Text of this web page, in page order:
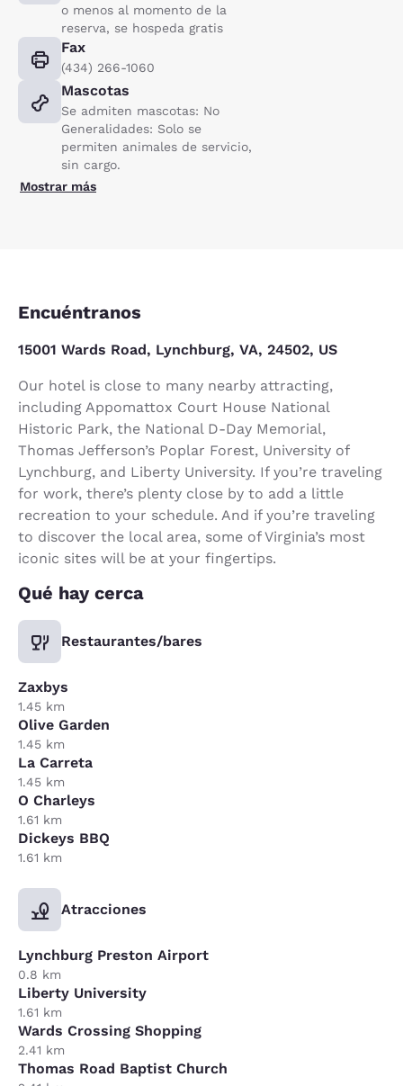
o menos al momento de la
reserva, se hospeda gratis
Fax
(434) 266-1060
Mascotas
Se admiten mascotas: No
Generalidades: Solo se
permiten animales de servicio,
sin cargo.
Mostrar más
Encuéntranos
15001 Wards Road, Lynchburg, VA, 24502, US
Our hotel is close to many nearby attracting,
including Appomattox Court House National
Historic Park, the National D-Day Memorial,
Thomas Jefferson’s Poplar Forest, University of
Lynchburg, and Liberty University. If you’re traveling
for work, there’s plenty close by to add a little
recreation to your schedule. And if you’re traveling
to discover the local area, some of Virginia’s most
iconic sites will be at your fingertips.
Qué hay cerca
Restaurantes/bares
Zaxbys
1.45 km
Olive Garden
1.45 km
La Carreta
1.45 km
O Charleys
1.61 km
Dickeys BBQ
1.61 km
Atracciones
Lynchburg Preston Airport
0.8 km
Liberty University
1.61 km
Wards Crossing Shopping
2.41 km
Thomas Road Baptist Church